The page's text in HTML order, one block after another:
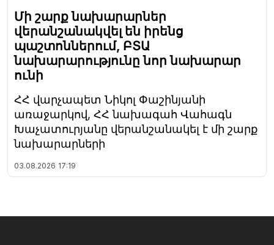
Մի շարք նախարարներ
վերանշանակվել են իրենց
պաշտոններում, ԲՏԱ
նախարարությունը նոր նախարար
ունի
ՀՀ վարչապետ Նիկոլ Փաշինյանի
առաջարկով, ՀՀ նախագահ Վահագն
Խաչատուրյանը վերանշանակել է մի շարք
նախարարների
03.08.2026 17:19